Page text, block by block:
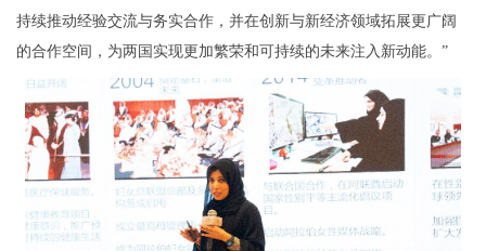
持续推动经验交流与务实合作，并在创新与新经济领域拓展更广阔
的合作空间，为两国实现更加繁荣和可持续的未来注入新动能。”